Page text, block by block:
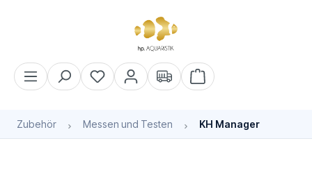
Warenkorb enthält 0
Zubehör Messen und Testen KH Manager